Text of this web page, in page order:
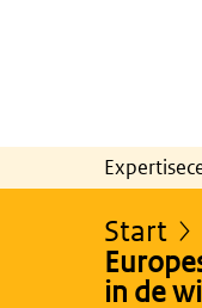
Start
in de